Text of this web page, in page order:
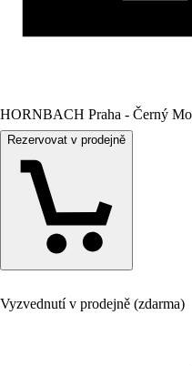
HORNBACH Praha - Černý
Rezervovat v prodejně
Vyzvednutí v prodejně (zdarma)